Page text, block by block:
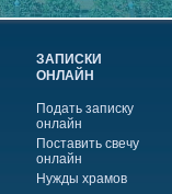
ЗАПИСКИ
ОНЛАЙН
Подать записку
онлайн
Поставить свечу
онлайн
Нужды храмов